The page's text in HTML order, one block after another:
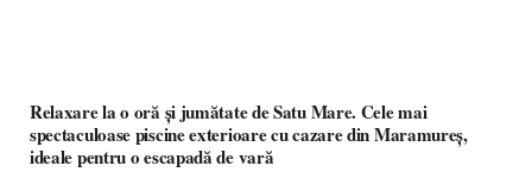
Relaxare la o oră și jumătate de Satu Mare. Cele mai
spectaculoase piscine exterioare cu cazare din Maramureș,
ideale pentru o escapadă de vară